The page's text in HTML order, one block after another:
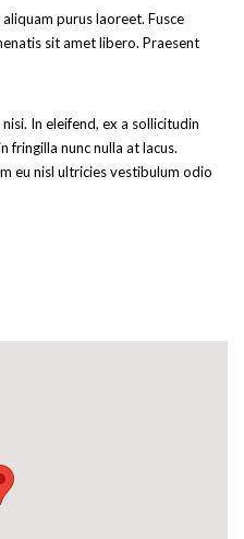
purus laoreet. Fusce
sit amet libero. Praesent
In eleifend, ex a sollicitudin
fringilla nunc nulla at lacus.
eu nisl ultricies vestibulum odio